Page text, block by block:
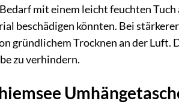
mit einem leicht feuchten
beschädigen könnten. Bei
gründlichem Trocknen an der
zu verhindern.